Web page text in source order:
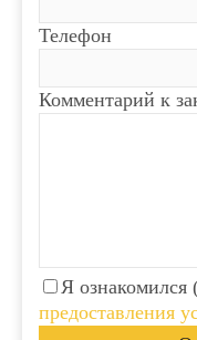
Телефон
Комментарий к
Я ознакомился
предоставления